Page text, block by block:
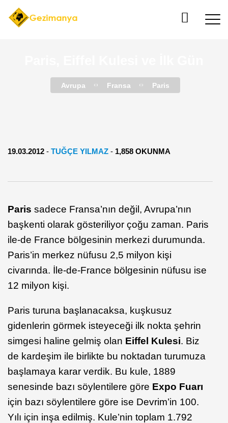
Avrupa Fransa Paris
19.03.2012 - TUĞÇE YILMAZ - 1,858 OKUNMA
Paris sadece Fransa’nın değil, Avrupa’nın
başkenti olarak gösteriliyor çoğu zaman. Paris
ile-de France bölgesinin merkezi durumunda.
Paris’in merkez nüfusu 2,5 milyon kişi
civarında. İle-de-France bölgesinin nüfusu ise
12 milyon kişi.
Paris turuna başlanacaksa, kuşkusuz
gidenlerin görmek isteyeceği ilk nokta şehrin
simgesi haline gelmiş olan Eiffel Kulesi. Biz
de kardeşim ile birlikte bu noktadan turumuza
başlamaya karar verdik. Bu kule, 1889
senesinde bazı söylentilere göre Expo Fuarı
için bazı söylentilere göre ise Devrim’in 100.
Yılı için inşa edilmiş. Kule’nin toplam 1.792